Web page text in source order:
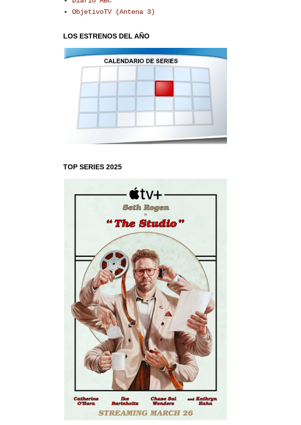
ObjetivoTV (Antena 3)
LOS ESTRENOS DEL AÑO
TOP SERIES 2025